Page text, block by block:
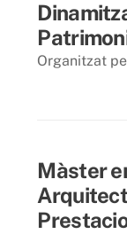
Organitzat
Màster